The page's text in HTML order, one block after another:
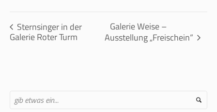
Sternsinger in der
Galerie Roter Turm
Galerie Weise –
Ausstellung „Freischein“